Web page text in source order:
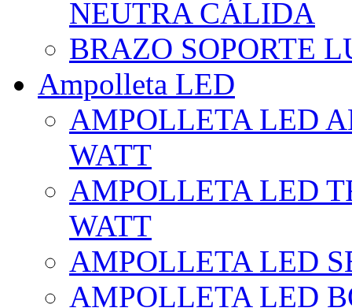
NEUTRA CÁLIDA
BRAZO SOPORTE
Ampolleta LED
AMPOLLETA LED
WATT
AMPOLLETA LED
WATT
AMPOLLETA LED
AMPOLLETA LED